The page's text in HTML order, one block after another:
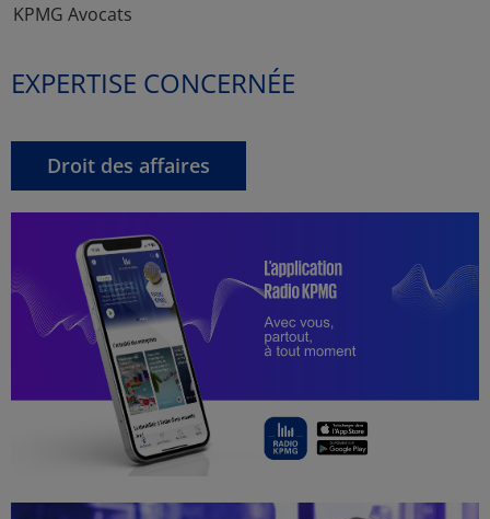
KPMG Avocats
EXPERTISE CONCERNÉE
Droit des affaires